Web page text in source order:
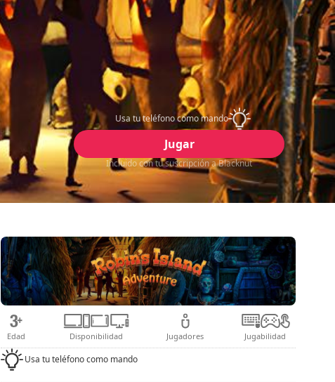
Usa tu teléfono como mando
Jugar
Incluido con tu suscripción a Blacknut
Edad Disponibilidad Jugadores Jugabilidad
Usa tu teléfono como mando